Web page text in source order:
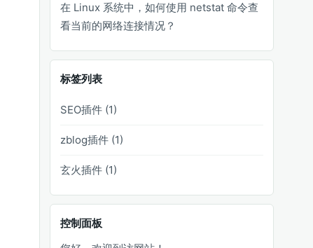
在 Linux 系统中，如何使用 netstat 命令查
看当前的网络连接情况？
标签列表
SEO插件 (1)
zblog插件 (1)
玄火插件 (1)
控制面板